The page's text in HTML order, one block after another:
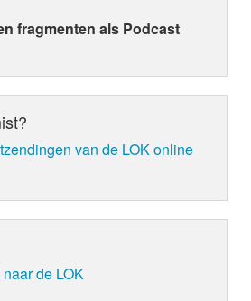
fragmenten als Podcast
van de LOK online
de LOK